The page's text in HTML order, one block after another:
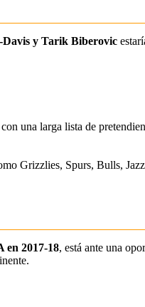
Davis y Tarik Biberovic
una larga lista de
Grizzlies, Spurs, Bulls,
en 2017-18, está ante una